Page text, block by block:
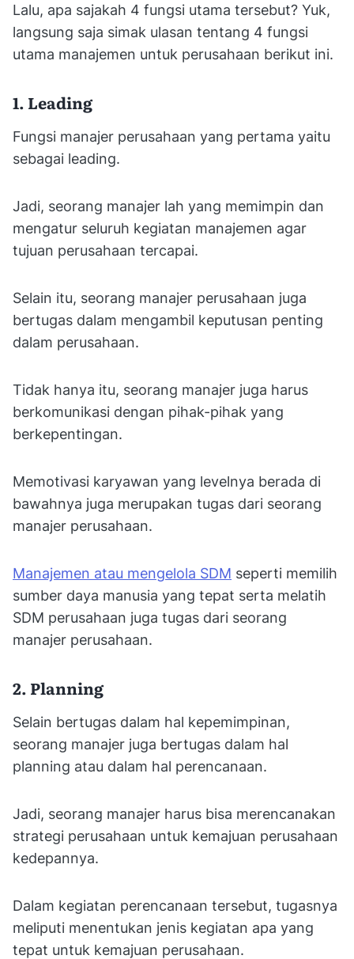
Lalu, apa sajakah 4 fungsi utama tersebut? Yuk,
langsung saja simak ulasan tentang 4 fungsi
utama manajemen untuk perusahaan berikut ini.
1. Leading
Fungsi manajer perusahaan yang pertama yaitu
sebagai leading.
Jadi, seorang manajer lah yang memimpin dan
mengatur seluruh kegiatan manajemen agar
tujuan perusahaan tercapai.
Selain itu, seorang manajer perusahaan juga
bertugas dalam mengambil keputusan penting
dalam perusahaan.
Tidak hanya itu, seorang manajer juga harus
berkomunikasi dengan pihak-pihak yang
berkepentingan.
Memotivasi karyawan yang levelnya berada di
bawahnya juga merupakan tugas dari seorang
manajer perusahaan.
Manajemen atau mengelola SDM seperti memilih
sumber daya manusia yang tepat serta melatih
SDM perusahaan juga tugas dari seorang
manajer perusahaan.
2. Planning
Selain bertugas dalam hal kepemimpinan,
seorang manajer juga bertugas dalam hal
planning atau dalam hal perencanaan.
Jadi, seorang manajer harus bisa merencanakan
strategi perusahaan untuk kemajuan perusahaan
kedepannya.
Dalam kegiatan perencanaan tersebut, tugasnya
meliputi menentukan jenis kegiatan apa yang
tepat untuk kemajuan perusahaan.